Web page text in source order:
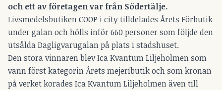
och ett av företagen var från Södertälje.
Livsmedelsbutiken COOP i city tilldelades Årets Förbutik
under galan och hölls inför 660 personer som följde den
utsålda Dagligvarugalan på plats i stadshuset.
Den stora vinnaren blev Ica Kvantum Liljeholmen som
vann först kategorin Årets mejeributik och som kronan
på verket korades Ica Kvantum Liljeholmen även till